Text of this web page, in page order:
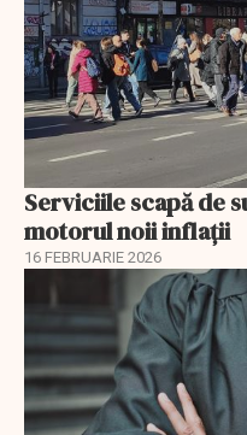
Serviciile scapă de
motorul noii inflații
16 FEBRUARIE 2026